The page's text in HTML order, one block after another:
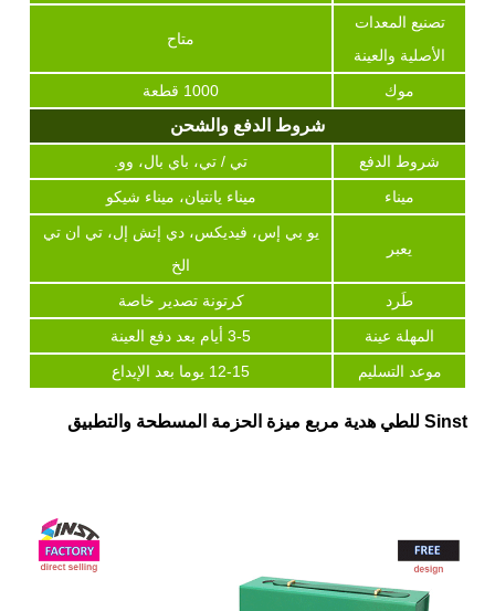
تصنيع المعدات
الأصلية والعينة
متاح
موك 1000 قطعة
شروط الدفع والشحن
شروط الدفع
تي / تي، باي بال، وو.
ميناء
ميناء يانتيان، ميناء شيكو
يعبر
يو بي إس، فيديكس، دي إتش إل، تي ان تي
الخ
طَرد
كرتونة تصدير خاصة
المهلة عينة
3-5 أيام بعد دفع العينة
موعد التسليم
12-15 يوما بعد الإيداع
Sinst للطي هدية مربع ميزة الحزمة المسطحة والتطبيق